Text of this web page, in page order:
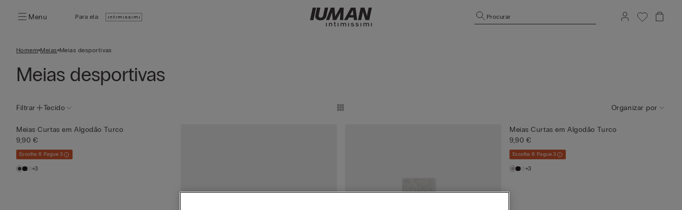
Menu Para ela: Procurar
Homem Meias Meias desportivas
Meias desportivas
Filtrar Tecido Organizar por
Meias Curtas em Algodão Turco
9,90 €
Escolha 6 Pague 3
+3
Meias Curtas em Algodão Turco
9,90 €
Escolha 6 Pague 3
+3